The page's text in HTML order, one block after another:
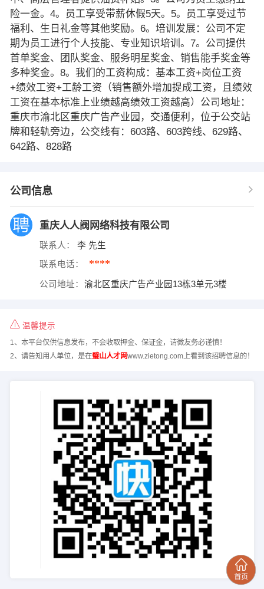
险一金。4。员工享受带薪休假5天。5。员工享受过节
福利、生日礼金等其他奖励。6。培训发展：公司不定
期为员工进行个人技能、专业知识培训。7。公司提供
首单奖金、团队奖金、服务明星奖金、销售能手奖金等
多种奖金。8。我们的工资构成：基本工资+岗位工资
+绩效工资+工龄工资（销售额外增加提成工资，且绩效
工资在基本标准上业绩越高绩效工资越高）公司地址：
重庆市渝北区重庆广告产业园，交通便利，位于公交站
牌和轻轨旁边，公交线有：603路、603跨线、629路、
642路、828路
公司信息
重庆人人阀网络科技有限公司
联系人： 李 先生
联系电话： ****
公司地址： 渝北区重庆广告产业园13栋3单元3楼
温馨提示
1、本平台仅供信息发布，不会收取押金、保证金，请微友务必谨慎！
2、请告知用人单位，是在璧山人才网www.zietong.com上看到该招聘信息的！